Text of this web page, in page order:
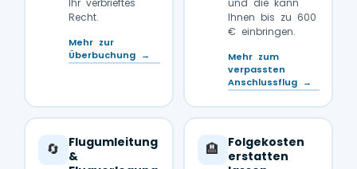
Ihr verbrieftes
Recht.
Mehr zur
Überbuchung →
und die kann
Ihnen bis zu 600
€ einbringen.
Mehr zum
verpassten
Anschlussflug →
🔄
Flugumleitung
&
🏨
Folgekosten
erstatten